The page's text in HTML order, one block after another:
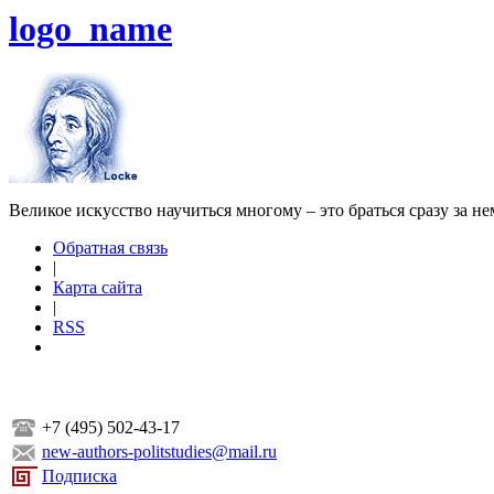
logo_name
Великое искусство научиться многому – это браться сразу за
Обратная связь
|
Карта сайта
|
RSS
+7 (495) 502-43-17
new-authors-politstudies@mail.ru
Подписка